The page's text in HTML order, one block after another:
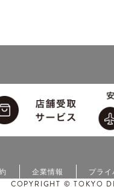
企業情報 プラ
COPYRIGHT © TOKYO